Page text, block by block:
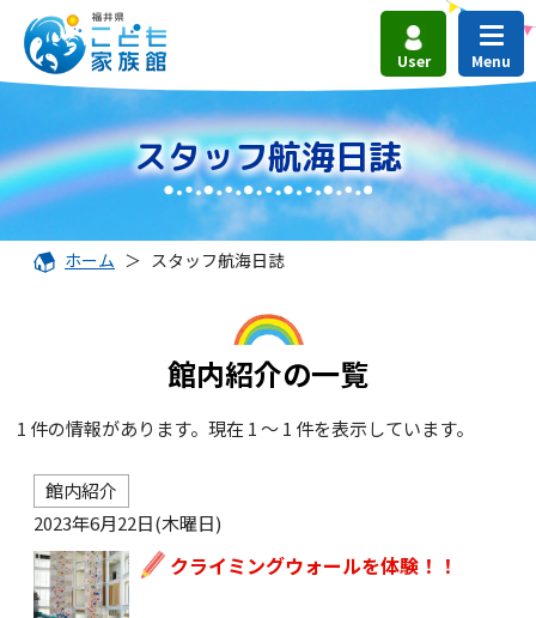
User
スタッフ航海日誌
ホーム ＞ スタッフ航海日誌
館内紹介の一覧
1 件の情報があります。現在 1 ～ 1 件を表示しています。
館内紹介
2023年6月22日(木曜日)
クライミングウォールを体験！！